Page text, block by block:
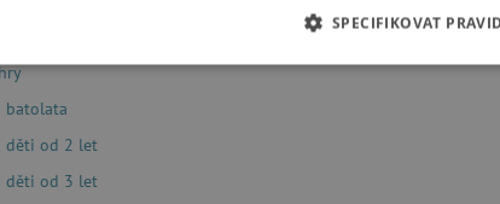
vodě
batolata
děti od 2 let
děti od 3 let
SPECIFIKOVAT
NEZBYTNĚ NUTNÉ COOKIES ANALYTICKÉ